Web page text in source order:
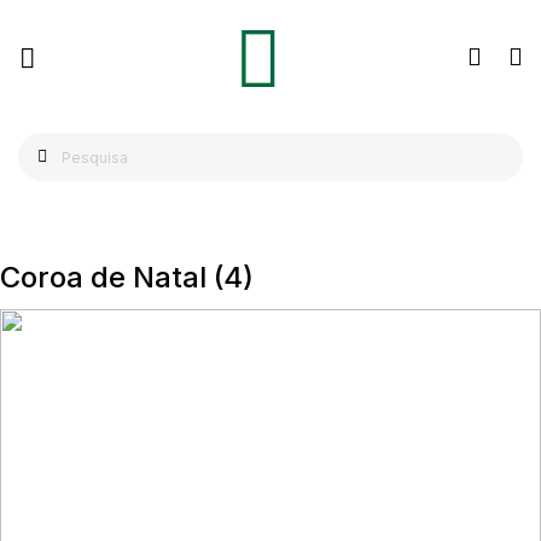
Coroa de Natal (4)